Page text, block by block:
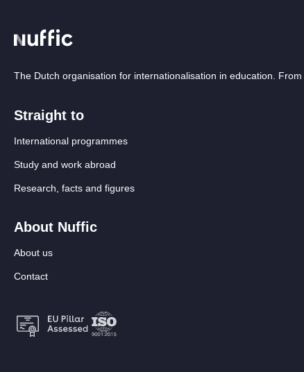
The Dutch organisation for internationalisation in education.
Straight to
International programmes
Study and work abroad
Research, facts and figures
About Nuffic
About us
Contact